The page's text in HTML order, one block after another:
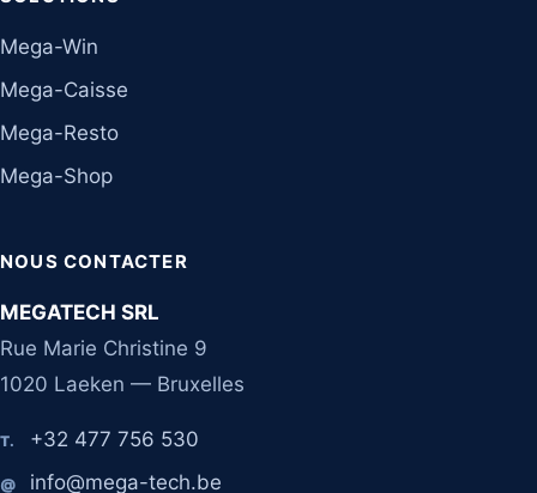
Mega-Win
Mega-Caisse
Mega-Resto
Mega-Shop
NOUS CONTACTER
MEGATECH SRL
Rue Marie Christine 9
1020 Laeken — Bruxelles
T. +32 477 756 530
@ info@mega-tech.be